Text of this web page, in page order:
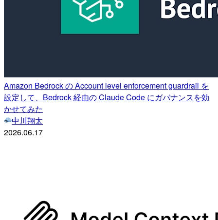
Amazon Bedrock の Account level enforcement guardrail を
設定して、Bedrock 経由の Claude Code にガバナンスを効
かせてみた
中川翔太
2026.06.17